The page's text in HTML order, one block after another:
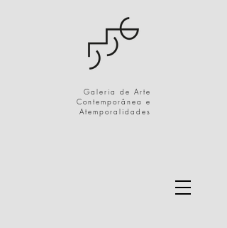
Galeria de Arte
Contemporânea e
Atemporalidades